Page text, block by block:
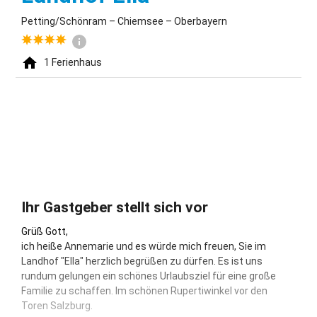
Petting/Schönram – Chiemsee – Oberbayern
1 Ferienhaus
Ihr Gastgeber stellt sich vor
Grüß Gott,
ich heiße Annemarie und es würde mich freuen, Sie im
Landhof "Ella" herzlich begrüßen zu dürfen. Es ist uns
rundum gelungen ein schönes Urlaubsziel für eine große
Familie zu schaffen. Im schönen Rupertiwinkel vor den
Toren Salzburg.